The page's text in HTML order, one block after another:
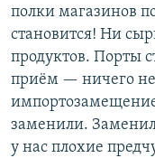
полки магазинов
становится! Ни
продуктов. Порты
приём — ничего
заменили.
у нас плохие